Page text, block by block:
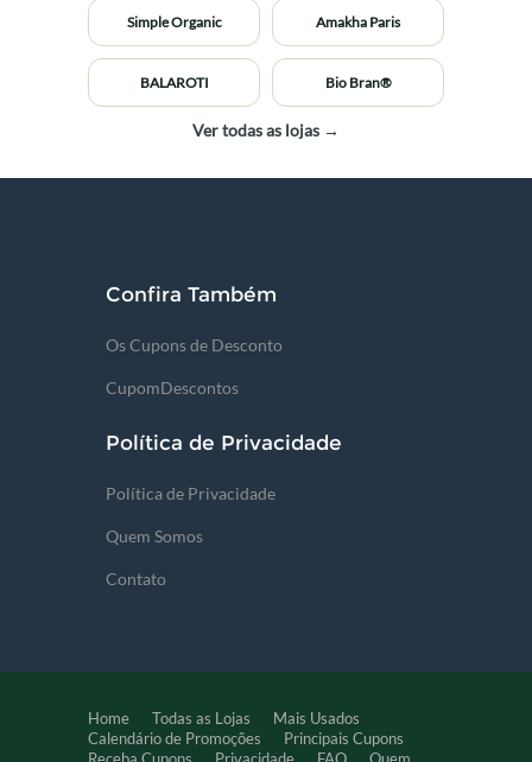
Simple Organic Amakha Paris
BALAROTI Bio Bran®
Ver todas as lojas →
Confira Também
Os Cupons de Desconto
CupomDescontos
Política de Privacidade
Política de Privacidade
Quem Somos
Contato
Home Todas as Lojas
Mais Usados
Calendário de Promoções
Principais Cupons